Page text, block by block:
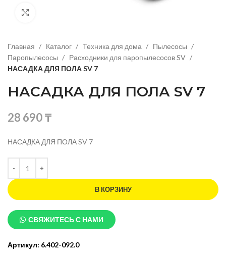
Главная Каталог Техника для дома
Пылесосы
Паропылесосы
Расходники для паропылесосов SV
НАСАДКА ДЛЯ ПОЛА SV 7
НАСАДКА ДЛЯ ПОЛА SV 7
28 690₸
НАСАДКА ДЛЯ ПОЛА SV 7
В КОРЗИНУ
СВЯЖИТЕСЬ С НАМИ
Артикул: 6.402-092.0